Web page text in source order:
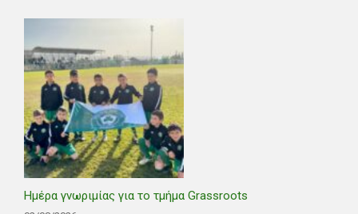
Ημέρα γνωριμίας για το τμήμα Grassroots